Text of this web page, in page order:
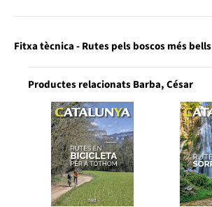
Fitxa tècnica - Rutes pels boscos més bells
Productes relacionats Barba, César